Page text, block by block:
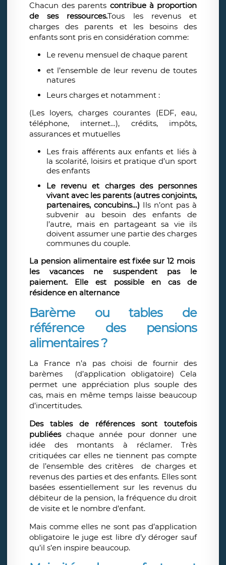
Chacun des parents contribue à proportion
de ses ressources.Tous les revenus et
charges des parents et les besoins des
enfants sont pris en considération comme:
Le revenu mensuel de chaque parent
et l’ensemble de leur revenu de toutes
natures
Leurs charges et notamment :
(Les loyers, charges courantes (EDF, eau,
téléphone, internet…), crédits, impôts,
assurances et mutuelles
Les frais afférents aux enfants et liés à
la scolarité, loisirs et pratique d’un sport
des enfants
Le revenu et charges des personnes
vivant avec les parents (autres conjoints,
partenaires, concubins…) Ils n’ont pas à
subvenir au besoin des enfants de
l’autre, mais en partageant sa vie ils
doivent assumer une partie des charges
communes du couple.
La pension alimentaire est fixée sur 12 mois
les vacances ne suspendent pas le
paiement. Elle est possible en cas de
résidence en alternance
Barème ou tables de
référence des pensions
alimentaires ?
La France n’a pas choisi de fournir des
barèmes (d’application obligatoire) Cela
permet une appréciation plus souple des
cas, mais en même temps laisse beaucoup
d’incertitudes.
Des tables de références sont toutefois
publiéeschaque année pour donner une
idée des montants à réclamer. Très
critiquées car elles ne tiennent pas compte
de l’ensemble des critères de charges et
revenus des parties et des enfants. Elles sont
basées essentiellement sur les revenus du
débiteur de la pension, la fréquence du droit
de visite et le nombre d’enfant.
Mais comme elles ne sont pas d’application
obligatoire le juge est libre d’y déroger sauf
qu’il s’en inspire beaucoup.